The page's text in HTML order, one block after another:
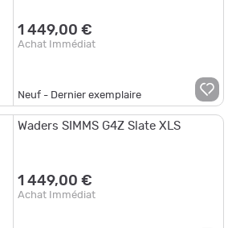
1 449,00 €
Achat Immédiat
Neuf - Dernier exemplaire
Waders SIMMS G4Z Slate XLS
1 449,00 €
Achat Immédiat